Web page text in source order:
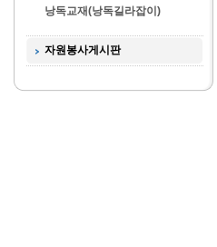
낭독교재(낭독길라잡이)
자원봉사게시판